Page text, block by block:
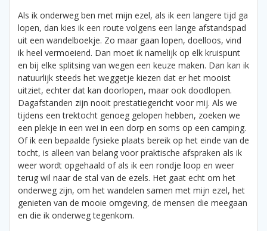
Als ik onderweg ben met mijn ezel, als ik een langere tijd ga
lopen, dan kies ik een route volgens een lange afstandspad
uit een wandelboekje. Zo maar gaan lopen, doelloos, vind
ik heel vermoeiend. Dan moet ik namelijk op elk kruispunt
en bij elke splitsing van wegen een keuze maken. Dan kan ik
natuurlijk steeds het weggetje kiezen dat er het mooist
uitziet, echter dat kan doorlopen, maar ook doodlopen.
Dagafstanden zijn nooit prestatiegericht voor mij. Als we
tijdens een trektocht genoeg gelopen hebben, zoeken we
een plekje in een wei in een dorp en soms op een camping.
Of ik een bepaalde fysieke plaats bereik op het einde van de
tocht, is alleen van belang voor praktische afspraken als ik
weer wordt opgehaald of als ik een rondje loop en weer
terug wil naar de stal van de ezels. Het gaat echt om het
onderweg zijn, om het wandelen samen met mijn ezel, het
genieten van de mooie omgeving, de mensen die meegaan
en die ik onderweg tegenkom.